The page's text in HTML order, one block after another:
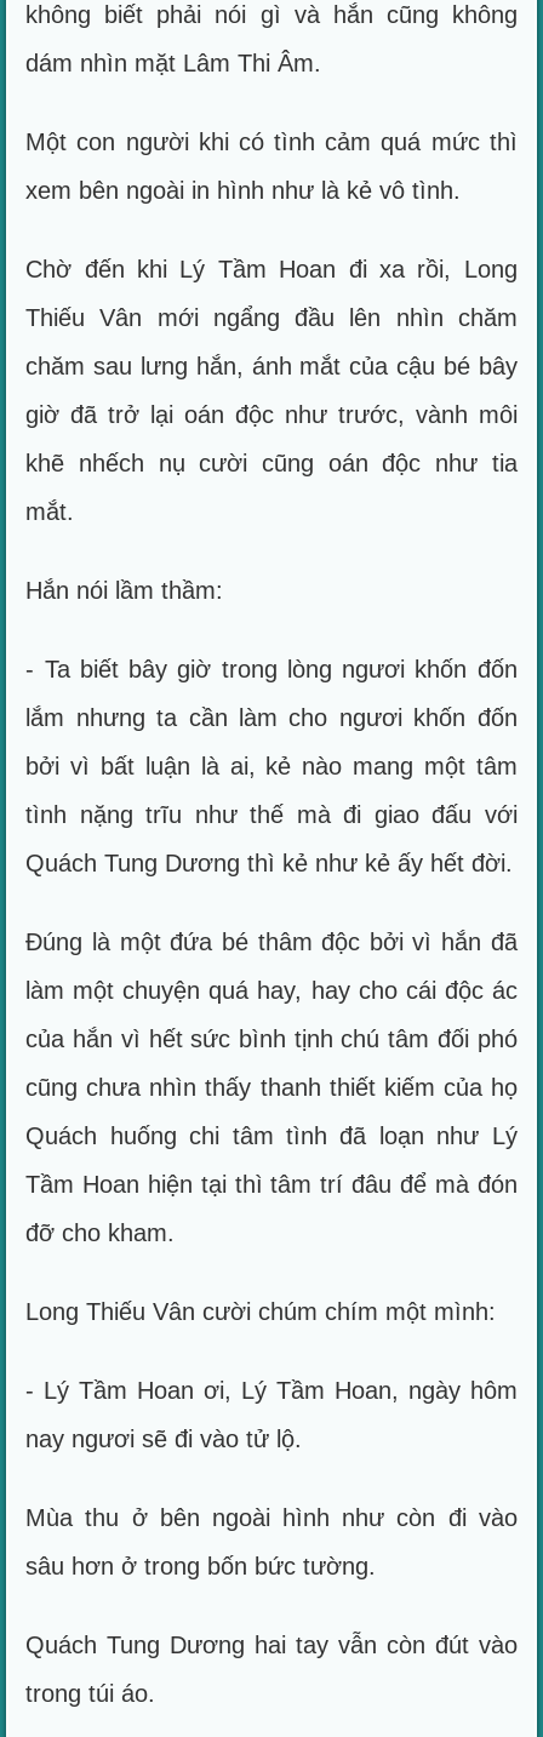
không biết phải nói gì và hắn cũng không
dám nhìn mặt Lâm Thi Âm.
Một con người khi có tình cảm quá mức thì
xem bên ngoài in hình như là kẻ vô tình.
Chờ đến khi Lý Tầm Hoan đi xa rồi, Long
Thiếu Vân mới ngẩng đầu lên nhìn chăm
chăm sau lưng hắn, ánh mắt của cậu bé bây
giờ đã trở lại oán độc như trước, vành môi
khẽ nhếch nụ cười cũng oán độc như tia
mắt.
Hắn nói lầm thầm:
- Ta biết bây giờ trong lòng ngươi khốn đốn
lắm nhưng ta cần làm cho ngươi khốn đốn
bởi vì bất luận là ai, kẻ nào mang một tâm
tình nặng trĩu như thế mà đi giao đấu với
Quách Tung Dương thì kẻ như kẻ ấy hết đời.
Đúng là một đứa bé thâm độc bởi vì hắn đã
làm một chuyện quá hay, hay cho cái độc ác
của hắn vì hết sức bình tịnh chú tâm đối phó
cũng chưa nhìn thấy thanh thiết kiếm của họ
Quách huống chi tâm tình đã loạn như Lý
Tầm Hoan hiện tại thì tâm trí đâu để mà đón
đỡ cho kham.
Long Thiếu Vân cười chúm chím một mình:
- Lý Tầm Hoan ơi, Lý Tầm Hoan, ngày hôm
nay ngươi sẽ đi vào tử lộ.
Mùa thu ở bên ngoài hình như còn đi vào
sâu hơn ở trong bốn bức tường.
Quách Tung Dương hai tay vẫn còn đút vào
trong túi áo.